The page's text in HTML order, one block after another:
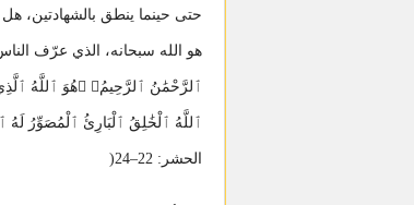
حتى حينما ينطق بالشهادتين،
هو الله سبحانه، الذي عرّف
ٱلرَّحْمَٰنُ ٱلرَّحِيمُ﴾ ﴿هُوَ ٱللَّهُ
ٱللَّهُ ٱلْخَٰلِقُ ٱلْبَارِئُ ٱلْمُصَوِّرُ
الحشر: 22–24(